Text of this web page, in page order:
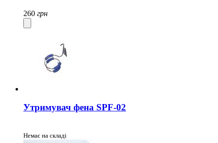
260 грн
Утримувач фена SPF-02
Немає на складі